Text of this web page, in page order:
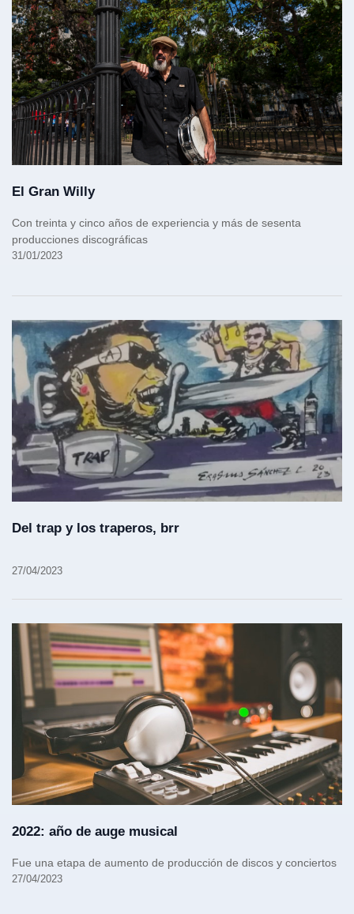
El Gran Willy
Con treinta y cinco años de experiencia y más de sesenta
producciones discográficas
31/01/2023
Del trap y los traperos, brr
27/04/2023
2022: año de auge musical
Fue una etapa de aumento de producción de discos y conciertos
27/04/2023